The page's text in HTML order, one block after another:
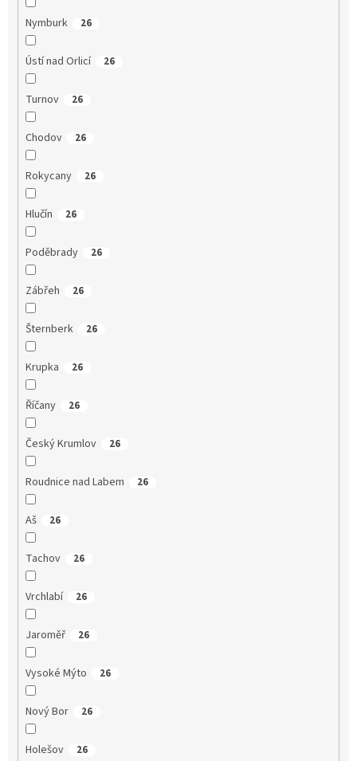
Nymburk 26
Ústí nad Orlicí 26
Turnov 26
Chodov 26
Rokycany 26
Hlučín 26
Poděbrady 26
Zábřeh 26
Šternberk 26
Krupka 26
Říčany 26
Český Krumlov 26
Roudnice nad Labem 26
Aš 26
Tachov 26
Vrchlabí 26
Jaroměř 26
Vysoké Mýto 26
Nový Bor 26
Holešov 26